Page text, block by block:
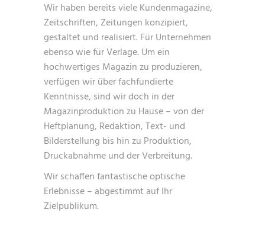
Wir haben bereits viele Kundenmagazine,
Zeitschriften, Zeitungen konzipiert,
gestaltet und realisiert. Für Unternehmen
ebenso wie für Verlage. Um ein
hochwertiges Magazin zu produzieren,
verfügen wir über fachfundierte
Kenntnisse, sind wir doch in der
Magazinproduktion zu Hause – von der
Heftplanung, Redaktion, Text- und
Bilderstellung bis hin zu Produktion,
Druckabnahme und der Verbreitung.
Wir schaffen fantastische optische
Erlebnisse – abgestimmt auf Ihr
Zielpublikum.